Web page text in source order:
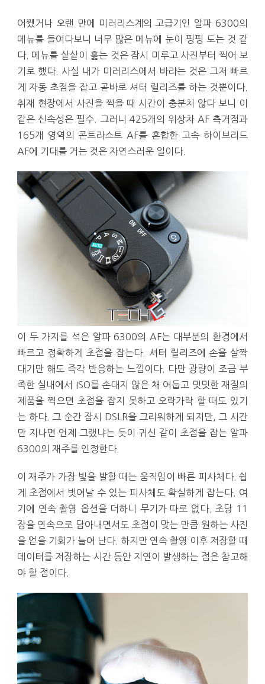
어쨌거나 오랜 만에 미러리스계의 고급기인 알파 6300의
메뉴를 들여다보니 너무 많은 메뉴에 눈이 핑핑 도는 것 같
다. 메뉴를 샅샅이 훑는 것은 잠시 미루고 사진부터 찍어 보
기로 했다. 사실 내가 미러리스에서 바라는 것은 그저 빠르
게 자동 초점을 잡고 곧바로 셔터 릴리즈를 하는 것뿐이다.
취재 현장에서 사진을 찍을 때 시간이 충분치 않다 보니 이
같은 신속성은 필수. 그러니 425개의 위상차 AF 측거점과
165개 영역의 콘트라스트 AF를 혼합한 고속 하이브리드
AF에 기대를 거는 것은 자연스러운 일이다.
이 두 가지를 섞은 알파 6300의 AF는 대부분의 환경에서
빠르고 정확하게 초점을 잡는다. 셔터 릴리즈에 손을 살짝
대기만 해도 즉각 반응하는 느낌이다. 다만 광량이 조금 부
족한 실내에서 ISO를 손대지 않은 채 어둡고 밋밋한 재질의
제품을 찍으면 초점을 잡지 못하고 오락가락 할 때도 있기
는 하다. 그 순간 잠시 DSLR을 그리워하게 되지만, 그 시간
만 지나면 언제 그랬냐는 듯이 귀신 같이 초점을 잡는 알파
6300의 재주를 인정한다.
이 재주가 가장 빛을 발할 때는 움직임이 빠른 피사체다. 쉽
게 초점에서 벗어날 수 있는 피사체도 확실하게 잡는다. 여
기에 연속 촬영 옵션을 더하니 무기가 따로 없다. 초당 11
장을 연속으로 담아내면서도 초점이 맞는 만큼 원하는 사진
을 얻을 기회가 늘어 난다. 하지만 연속 촬영 이후 저장할 때
데이터를 저장하는 시간 동안 지연이 발생하는 점은 참고해
야 할 점이다.